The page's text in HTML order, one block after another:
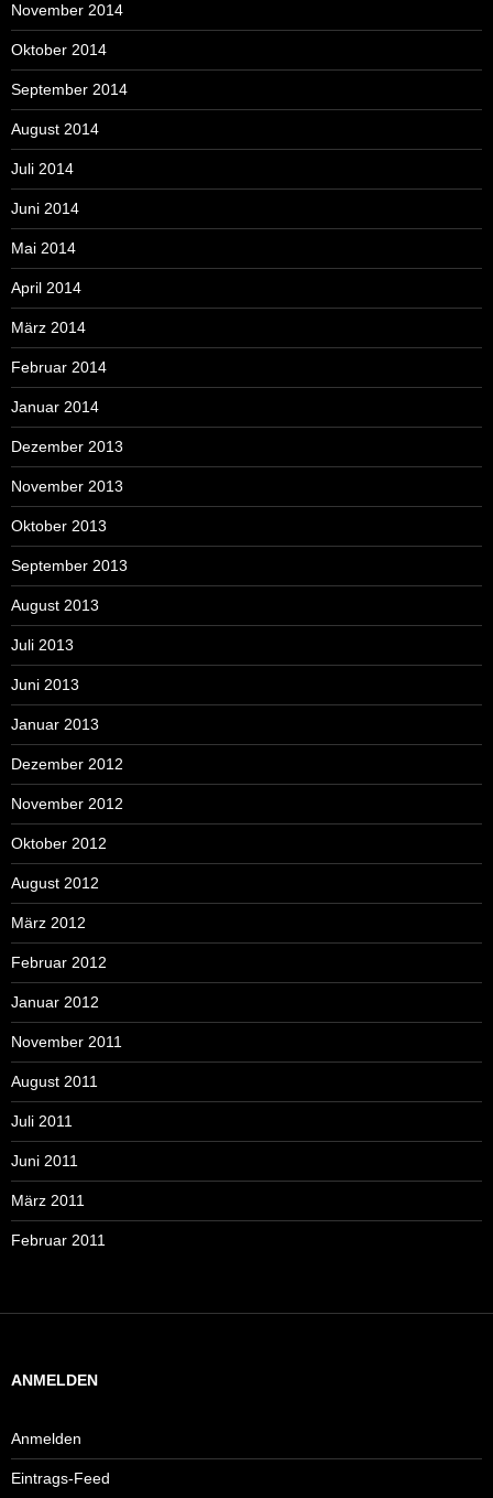
November 2014
Oktober 2014
September 2014
August 2014
Juli 2014
Juni 2014
Mai 2014
April 2014
März 2014
Februar 2014
Januar 2014
Dezember 2013
November 2013
Oktober 2013
September 2013
August 2013
Juli 2013
Juni 2013
Januar 2013
Dezember 2012
November 2012
Oktober 2012
August 2012
März 2012
Februar 2012
Januar 2012
November 2011
August 2011
Juli 2011
Juni 2011
März 2011
Februar 2011
ANMELDEN
Anmelden
Eintrags-Feed